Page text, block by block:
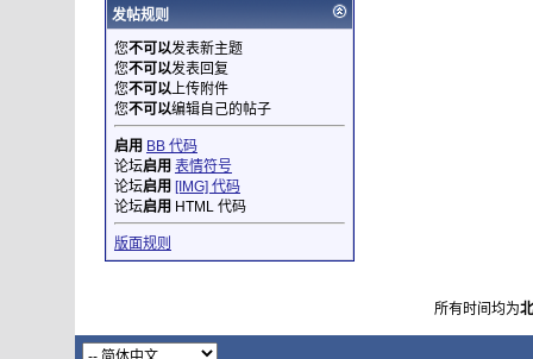
发帖规则
您不可以发表新主题
您不可以发表回复
您不可以上传附件
您不可以编辑自己的帖子
启用 BB 代码
论坛启用 表情符号
论坛启用 [IMG] 代码
论坛启用 HTML 代码
版面规则
所有时间均为